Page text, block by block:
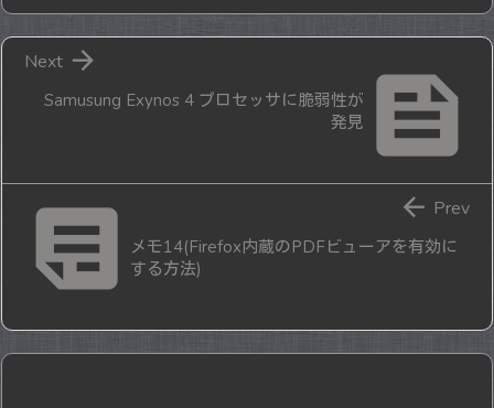

Samusung Exynos 4 プロセッサに脆弱性が
発見

Next
メモ14(Firefox内蔵のPDFビューアを有効に
する方法)
 Prev